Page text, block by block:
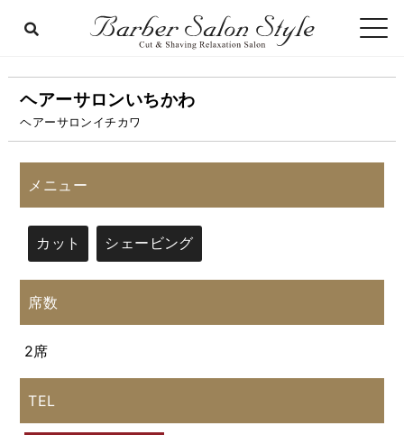
ヘアーサロンいちかわ
ヘアーサロンイチカワ
メニュー
カット シェービング
席数
2席
TEL